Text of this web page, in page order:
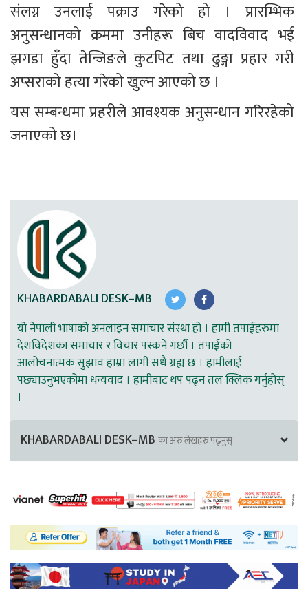
संलग्न उनलाई पक्राउ गरेको हो । प्रारम्भिक
अनुसन्धानको क्रममा उनीहरू बिच वादविवाद भई
झगडा हुँदा तेन्जिङले कुटपिट तथा ढुङ्गा प्रहार गरी
अप्सराको हत्या गरेको खुल्न आएको छ ।
यस सम्बन्धमा प्रहरीले आवश्यक अनुसन्धान गरिरहेको
जनाएको छ।
KHABARDABALI DESK–MB
यो नेपाली भाषाको अनलाइन समाचार संस्था हो । हामी तपाईहरुमा
देशविदेशका समाचार र विचार पस्कने गर्छौ । तपाईको
आलोचनात्मक सुझाव हाम्रा लागी सधै ग्रह्य छ । हामीलाई
पछ्याउनुभएकोमा धन्यवाद । हामीबाट थप पढ्न तल क्लिक गर्नुहोस्
।
KHABARDABALI DESK–MB का अरु लेखहरु पढ्नुस्